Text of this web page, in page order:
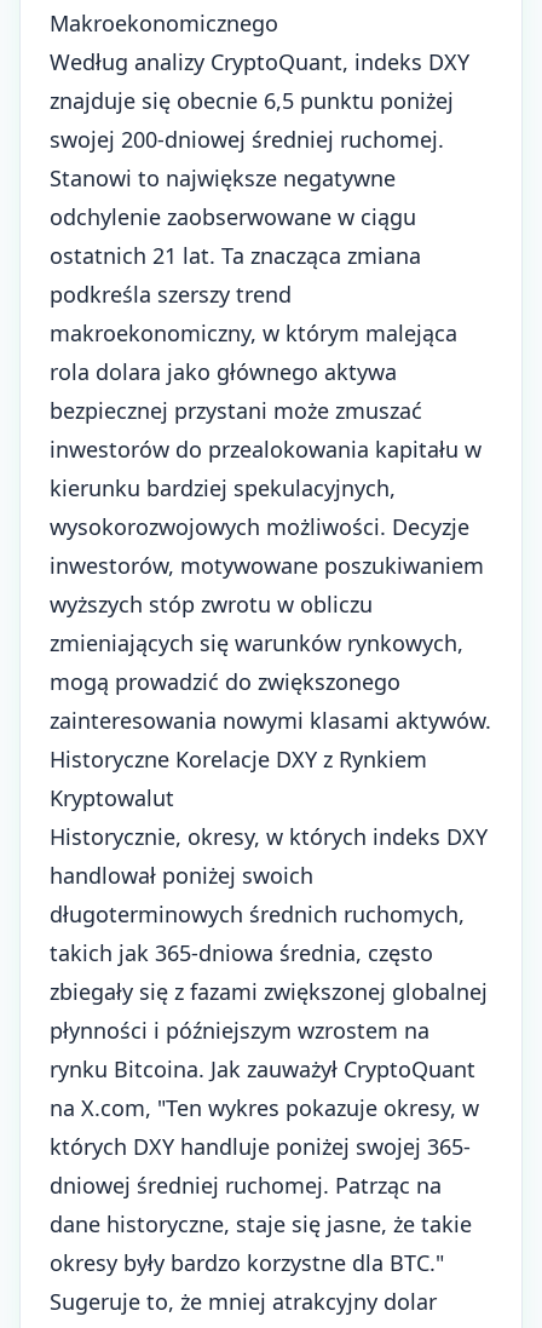
Makroekonomicznego
Według analizy CryptoQuant, indeks DXY
znajduje się obecnie 6,5 punktu poniżej
swojej 200-dniowej średniej ruchomej.
Stanowi to największe negatywne
odchylenie zaobserwowane w ciągu
ostatnich 21 lat. Ta znacząca zmiana
podkreśla szerszy trend
makroekonomiczny, w którym malejąca
rola dolara jako głównego aktywa
bezpiecznej przystani może zmuszać
inwestorów do przealokowania kapitału w
kierunku bardziej spekulacyjnych,
wysokorozwojowych możliwości. Decyzje
inwestorów, motywowane poszukiwaniem
wyższych stóp zwrotu w obliczu
zmieniających się warunków rynkowych,
mogą prowadzić do zwiększonego
zainteresowania nowymi klasami aktywów.
Historyczne Korelacje DXY z Rynkiem
Kryptowalut
Historycznie, okresy, w których indeks DXY
handlował poniżej swoich
długoterminowych średnich ruchomych,
takich jak 365-dniowa średnia, często
zbiegały się z fazami zwiększonej globalnej
płynności i późniejszym wzrostem na
rynku Bitcoina. Jak zauważył CryptoQuant
na X.com, "Ten wykres pokazuje okresy, w
których DXY handluje poniżej swojej 365-
dniowej średniej ruchomej. Patrząc na
dane historyczne, staje się jasne, że takie
okresy były bardzo korzystne dla BTC."
Sugeruje to, że mniej atrakcyjny dolar